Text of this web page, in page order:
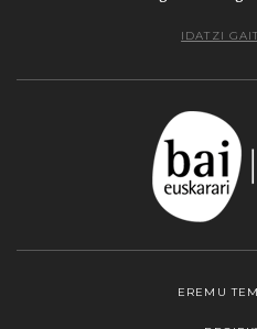
IDATZI
EREMU